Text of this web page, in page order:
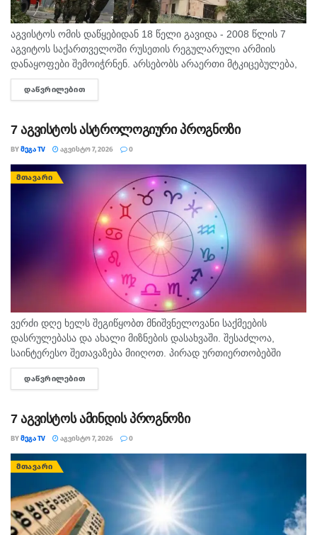
აგვისტოს ომის დაწყებიდან 18 წელი გავიდა - 2008 წლის 7
აგვიტოს საქართველოში რუსეთის რეგულარული არმიის
დანაყოფები შემოიჭრნენ. არსებობს არაერთი მტკიცებულება,
რომლითაც დადასტურდა, რომ რუსეთის ჯარმა საქართველოს
სახელმწიფო საზღვარი სწორედ 7...
ᲓᲐᲬᲕᲠᲘᲚᲔᲑᲘᲗ
7 აგვისტოს ასტროლოგიური პროგნოზი
BYᲛᲔᲒᲐ TV ᲐᲒᲕᲘᲡᲢᲝ 7, 2026 0
ᲛᲗᲐᲕᲐᲠᲘ
ვერძი დღე ხელს შეგიწყობთ მნიშვნელოვანი საქმეების
დასრულებასა და ახალი მიზნების დასახვაში. შესაძლოა,
საინტერესო შეთავაზება მიიღოთ. პირად ურთიერთობებში
გულწრფელი საუბარი ბევრ გაუგებრობას გააქრობს. კურო
ფინანსურ საკითხებში სიფრთხილე გამოიჩინეთ და ემოციური...
ᲓᲐᲬᲕᲠᲘᲚᲔᲑᲘᲗ
7 აგვისტოს ამინდის პროგნოზი
BYᲛᲔᲒᲐ TV ᲐᲒᲕᲘᲡᲢᲝ 7, 2026 0
ᲛᲗᲐᲕᲐᲠᲘ